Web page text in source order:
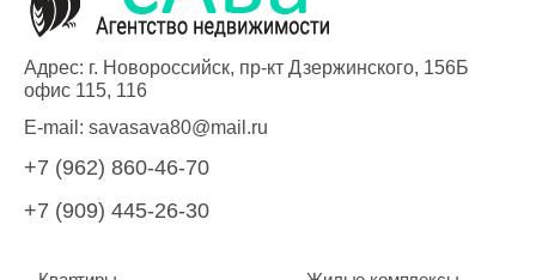
Адрес: г. Новороссийск, пр-кт Дзержинского, 156Б
офис 115, 116
E-mail: savasava80@mail.ru
+7 (962) 860-46-70
+7 (909) 445-26-30